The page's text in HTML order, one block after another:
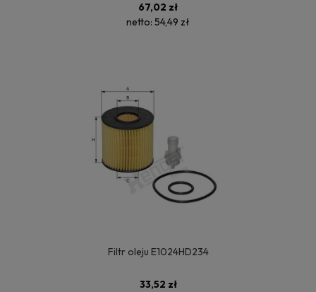
67,02 zł
netto: 54,49 zł
Filtr oleju E1024HD234
33,52 zł